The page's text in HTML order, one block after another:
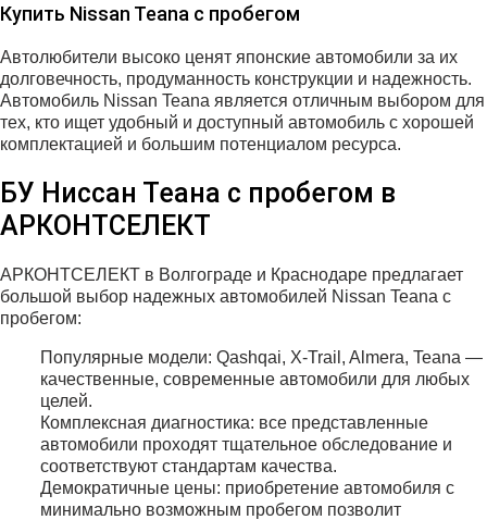
Купить Nissan Teana с пробегом
Автолюбители высоко ценят японские автомобили за их
долговечность, продуманность конструкции и надежность.
Автомобиль Nissan Teana является отличным выбором для
тех, кто ищет удобный и доступный автомобиль с хорошей
комплектацией и большим потенциалом ресурса.
БУ Ниссан Теана с пробегом в
АРКОНТСЕЛЕКТ
АРКОНТСЕЛЕКТ в Волгограде и Краснодаре предлагает
большой выбор надежных автомобилей Nissan Teana с
пробегом:
Популярные модели: Qashqai, X-Trail, Almera, Teana —
качественные, современные автомобили для любых
целей.
Комплексная диагностика: все представленные
автомобили проходят тщательное обследование и
соответствуют стандартам качества.
Демократичные цены: приобретение автомобиля с
минимально возможным пробегом позволит